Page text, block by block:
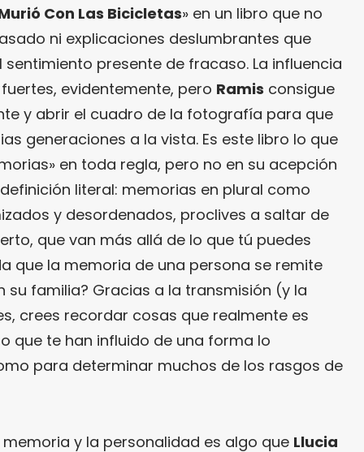
Con Las Bicicletas» en un libro que no
ni explicaciones deslumbrantes que
presente de fracaso. La influencia
evidentemente, pero Ramis consigue
y abrir el cuadro de la fotografía para que
generaciones a la vista. Es este libro lo que
en toda regla, pero no en su acepción
literal: memorias en plural como
y desordenados, proclives a saltar de
que van más allá de lo que tú puedes
que la memoria de una persona se remite
su familia? Gracias a la transmisión (y la
crees recordar cosas que realmente es
que te han influido de una forma lo
para determinar muchos de los rasgos de
y la personalidad es algo que Llucia